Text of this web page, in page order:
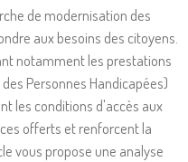
de modernisation des
aux besoins des citoyens.
notamment les prestations
Personnes Handicapées)
les conditions d'accès aux
offerts et renforcent la
vous propose une analyse